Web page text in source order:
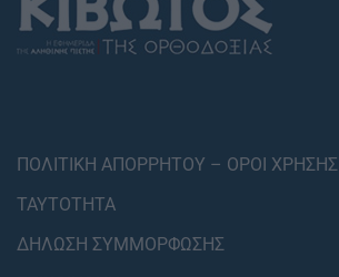
ΠΟΛΙΤΙΚΗ ΑΠΟΡΡΗΤΟΥ – ΟΡΟΙ ΧΡΗΣΗΣ
ΤΑΥΤΟΤΗΤΑ
ΔΗΛΩΣΗ ΣΥΜΜΟΡΦΩΣΗΣ